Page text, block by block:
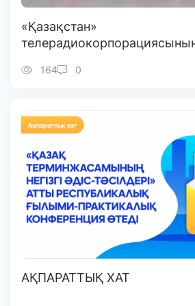
«Қазақстан»
орталығында болды
164 0
АҚПАРАТТЫҚ ХАТ